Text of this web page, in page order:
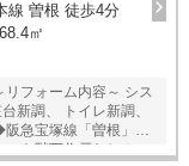
線 曽根 徒歩4分
68.4㎡
フォーム内容～ シス
新調、 トイレ新調、